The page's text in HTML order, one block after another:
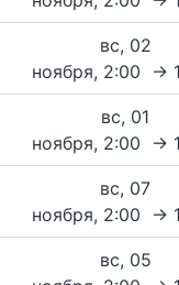
вс, 02
ноября, 2:00 →
вс, 01
ноября, 2:00 →
вс, 07
ноября, 2:00 →
вс, 05